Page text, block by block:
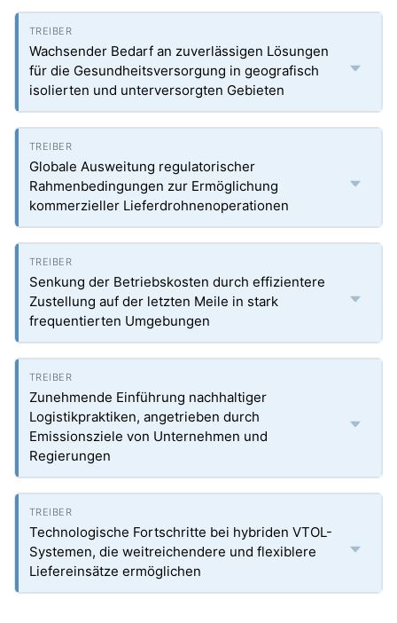
Wachsender Bedarf an zuverlässigen Lösungen
für die Gesundheitsversorgung in geografisch
isolierten und unterversorgten Gebieten
Globale Ausweitung regulatorischer
Rahmenbedingungen zur Ermöglichung
kommerzieller Lieferdrohnenoperationen
Senkung der Betriebskosten durch effizientere
Zustellung auf der letzten Meile in stark
frequentierten Umgebungen
Zunehmende Einführung nachhaltiger
Logistikpraktiken, angetrieben durch
Emissionsziele von Unternehmen und
Regierungen
Technologische Fortschritte bei hybriden VTOL-
Systemen, die weitreichendere und flexiblere
Liefereinsätze ermöglichen